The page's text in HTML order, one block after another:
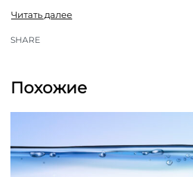
любую процедуру.
Предназначены для
уровень безопасности, а
соблюдению гигиенических
SHARE
Похожие